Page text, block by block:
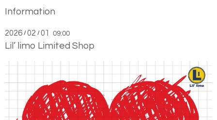
Information
2026 /02 /01 09:00
Lil’ limo Limited Shop